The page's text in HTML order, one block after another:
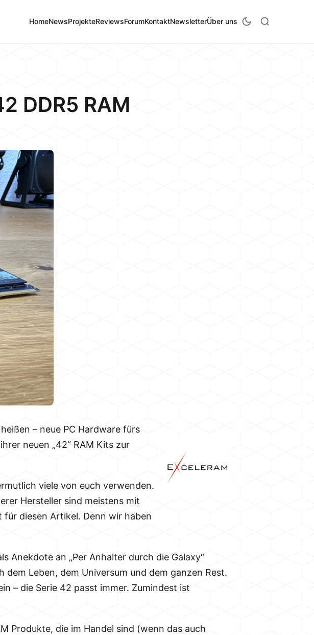
HomeNewsProjekteReviewsForumKontaktNewsletterÜber uns
DDR5 RAM
– neue PC Hardware fürs
neuen „42“ RAM Kits zur
viele von euch verwenden.
Hersteller sind meistens mit
diesen Artikel. Denn wir haben
Anekdote an „Per Anhalter durch die Galaxy“
Leben, dem Universum und dem ganzen Rest.
– die Serie 42 passt immer. Zumindest ist
Produkte, die im Handel sind (wenn das auch